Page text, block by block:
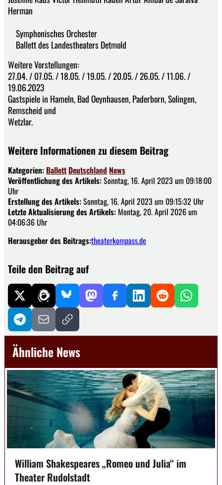
Herman
Symphonisches Orchester
Ballett des Landestheaters Detmold
Weitere Vorstellungen:
27.04. / 07.05. / 18.05. / 19.05. / 20.05. / 26.05. / 11.06. /
19.06.2023
Gastspiele in Hameln, Bad Oeynhausen, Paderborn, Solingen,
Remscheid und
Wetzlar.
Weitere Informationen zu diesem Beitrag
Kategorien: Ballett Deutschland News
Veröffentlichung des Artikels:Sonntag, 16. April 2023 um 09:18:00
Uhr
Erstellung des Artikels:Sonntag, 16. April 2023 um 09:15:32 Uhr
Letzte Aktualisierung des Artikels: Montag, 20. April 2026 um
04:06:36 Uhr
Herausgeber des Beitrags:theaterkompass.de
Teile den Beitrag auf
Ähnliche News
William Shakespeares „Romeo und Julia“ im
Theater Rudolstadt